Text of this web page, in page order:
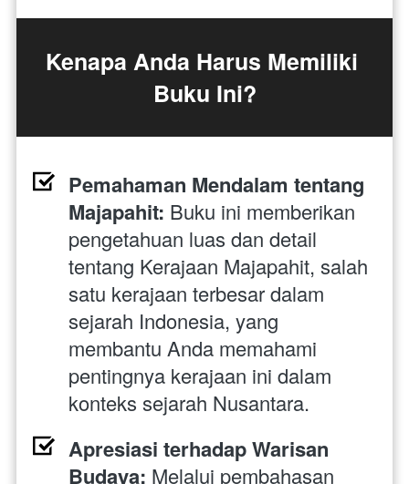
Kenapa Anda Harus Memiliki
Buku Ini?
Pemahaman Mendalam tentang
Majapahit: Buku ini memberikan
pengetahuan luas dan detail
tentang Kerajaan Majapahit, salah
satu kerajaan terbesar dalam
sejarah Indonesia, yang
membantu Anda memahami
pentingnya kerajaan ini dalam
konteks sejarah Nusantara.
Apresiasi terhadap Warisan
Budaya: Melalui pembahasan